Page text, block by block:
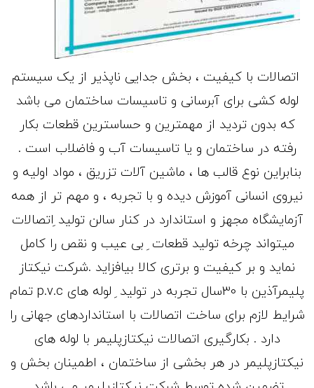
اتصالات با کیفیت ، بخش جدایی ناپذیر از یک سیستم
لوله کشی برای آبرسانی و تاسیسات ساختمان می باشد
که بدون تردید از مهمترین و حساسترین قطعات بکار
رفته در ساختمان و یا تاسیسات آب و فاضلاب است .
بنابراین نوع قالب ها ، ماشین آلات تزریق ، مواد اولیه و
نیروی انسانی آموزش دیده و با تجربه ، و مهم تر از همه
آزمایشگاه مجهز و استاندارد در کنار سالن تولید ِاتصالات
میتواند چرخه تولید قطعات ِ بی عیب و نقص را کامل
نماید و بر کیفیت و برتری کالا بیافزاید .شرکت نیکتاز
پلیمرآذین با 30سال تجربه در تولید ِ لوله های p.v.c تمام
شرایط لازم برای ساخت اتصالات با استانداردهای جهانی را
دارد . بکارگیری اتصالات نیکتازپلیمر با لوله های
نیکتازپلیمر در هر بخشی از ساختمان ، اطمینان بخش و